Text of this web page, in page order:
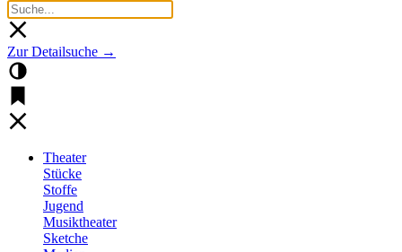
Zur Detailsuche →
Theater
Stücke
Stoffe
Jugend
Musiktheater
Sketche